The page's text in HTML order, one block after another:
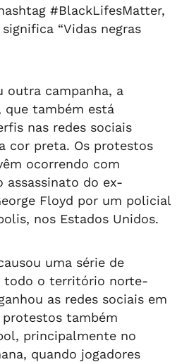
#BlackLifesMatter,
“Vidas negras
outra campanha, a
que também está
nas redes sociais
cor preta. Os protestos
ocorrendo com
assassinato do ex-
Floyd por um policial
nos Estados Unidos.
uma série de
todo o território norte-
as redes sociais em
também
principalmente no
quando jogadores